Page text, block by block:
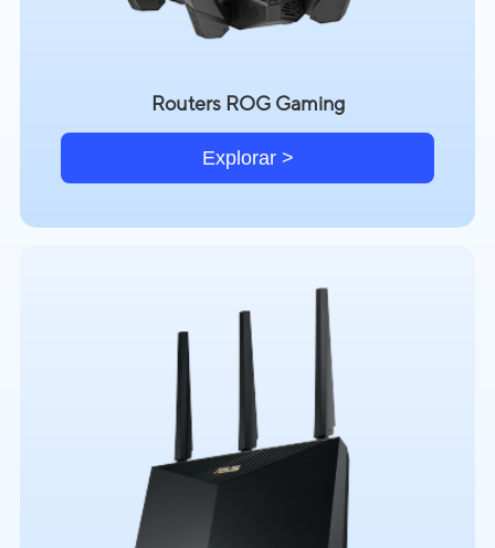
Routers ROG Gaming
Explorar >